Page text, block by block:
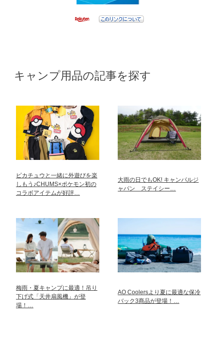
キャンプ用品の記事を探す
ピカチュウと一緒に外遊びを楽
しもう♪CHUMS×ポケモン初の
コラボアイテムが好評…
大雨の日でもOK! キャンパルジ
ャパン ステイシー…
梅雨・夏キャンプに最適！吊り
下げ式「天井扇風機」が登
場！…
AO Coolersより夏に最適な保冷
バック3商品が登場！…